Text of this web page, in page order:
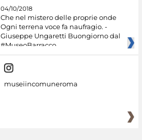
04/10/2018
Che nel mistero delle proprie onde
Ogni terrena voce fa naufragio. -
Giuseppe Ungaretti Buongiorno dal
#MuseoBarracco
museiincomuneroma